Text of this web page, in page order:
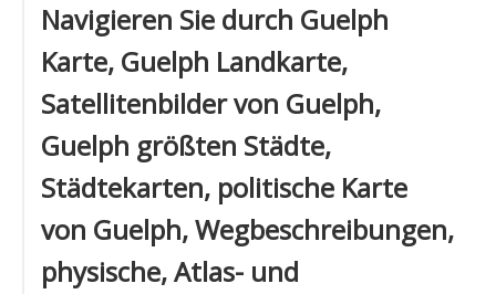
Navigieren Sie durch Guelph
Karte, Guelph Landkarte,
Satellitenbilder von Guelph,
Guelph größten Städte,
Städtekarten, politische Karte
von Guelph, Wegbeschreibungen,
physische, Atlas- und